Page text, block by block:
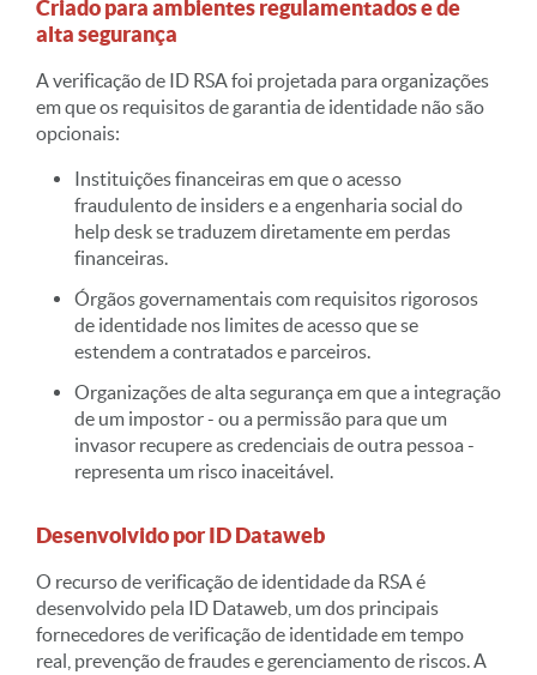
Criado para ambientes regulamentados e de
alta segurança
A verificação de ID RSA foi projetada para organizações
em que os requisitos de garantia de identidade não são
opcionais:
Instituições financeiras em que o acesso
fraudulento de insiders e a engenharia social do
help desk se traduzem diretamente em perdas
financeiras.
Órgãos governamentais com requisitos rigorosos
de identidade nos limites de acesso que se
estendem a contratados e parceiros.
Organizações de alta segurança em que a integração
de um impostor - ou a permissão para que um
invasor recupere as credenciais de outra pessoa -
representa um risco inaceitável.
Desenvolvido por ID Dataweb
O recurso de verificação de identidade da RSA é
desenvolvido pela ID Dataweb, um dos principais
fornecedores de verificação de identidade em tempo
real, prevenção de fraudes e gerenciamento de riscos. A